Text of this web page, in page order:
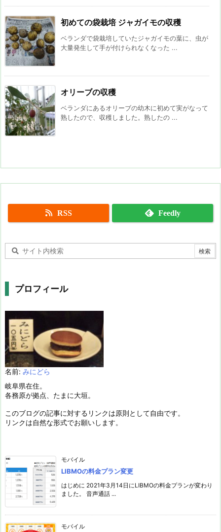
初めての袋栽培 ジャガイモの収穫
ベランダで袋栽培していたジャガイモの葉に、虫が
大量発生して手が付けられなくなった ...
オリーブの収穫
ベランダにあるオリーブの幼木に初めて実がなって
熟したので、収穫しました。熟したの ...
RSS Feedly
プロフィール
名前: みにどら
岐阜県在住。
各務原が拠点、たまに大垣。
このブログの記事に対するリンクは原則として自由です。
リンクは自然な形式でお願いします。
モバイル
LIBMOの料金プラン変更
はじめに 2021年3月14日にLIBMOの料金プランが変わり
ました。 音声通話 ...
モバイル